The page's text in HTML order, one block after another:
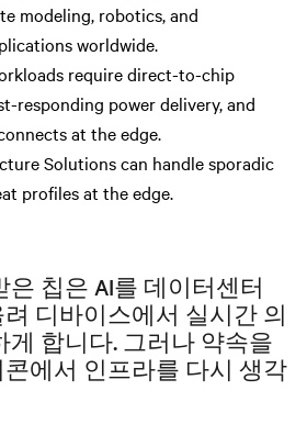
modeling, robotics, and
worldwide.
require direct-to-chip
responding power delivery, and
at the edge.
Solutions can handle sporadic
profiles at the edge.
은 칩은 AI를 데이터센터
디바이스에서 실시간 의
게 합니다. 그러나 약속을
에서 인프라를 다시 생각